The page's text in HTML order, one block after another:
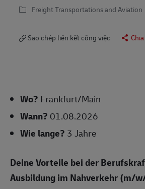
Freight Transportations and Aviation
Sao chép liên kết công việc
Wo? Frankfurt/Main
Wann? 01.08.2026
Wie lange? 3 Jahre
Deine Vorteile bei der
Ausbildung im Nahverkehr (m/